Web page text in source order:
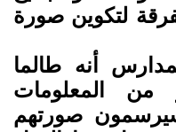
لتكوين صورة
أنه طالما
من المعلومات
صورتهم